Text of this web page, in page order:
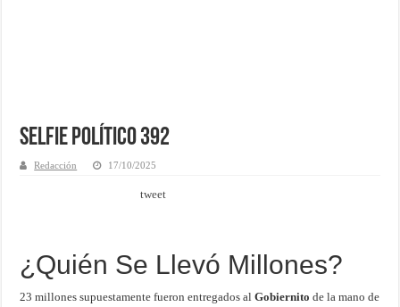
Selfie Político 392
Redacción 17/10/2025
tweet
¿Quién Se Llevó Millones?
23 millones supuestamente fueron entregados alGobiernito de la mano de